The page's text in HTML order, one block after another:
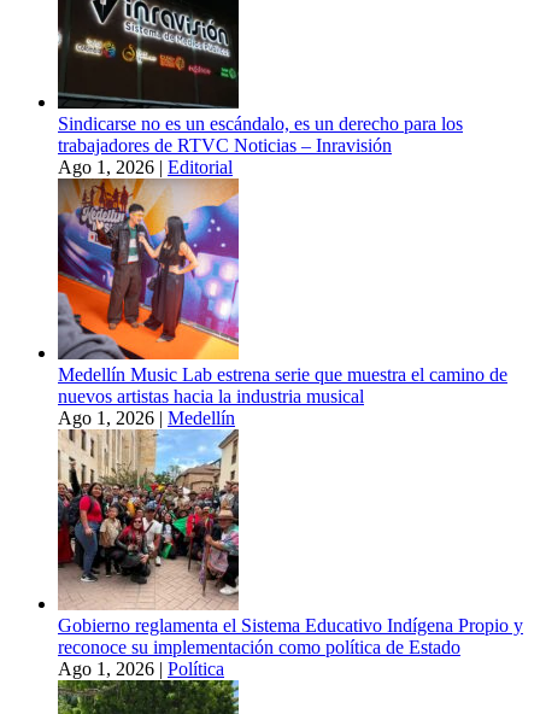
Sindicarse no es un escándalo, es un derecho para los
trabajadores de RTVC Noticias – Inravisión
Ago 1, 2026 | Editorial
Medellín Music Lab estrena serie que muestra el camino de
nuevos artistas hacia la industria musical
Ago 1, 2026 | Medellín
Gobierno reglamenta el Sistema Educativo Indígena Propio y
reconoce su implementación como política de Estado
Ago 1, 2026 | Política